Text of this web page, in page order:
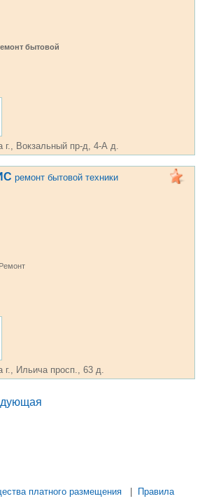
бытовой
г., Вокзальный пр-д, 4-А д.
ремонт бытовой техники
Ремонт
г., Ильича просп., 63 д.
платного размещения
Правила